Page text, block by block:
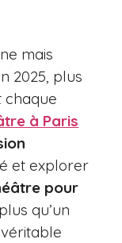
mais
2025, plus
chaque
à Paris
et explorer
pour
qu’un